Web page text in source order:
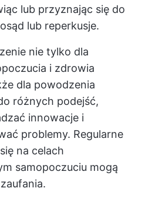
lub przyznając się do
lub reperkusje.
nie tylko dla
i zdrowia
dla powodzenia
różnych podejść,
innowacje i
problemy. Regularne
na celach
samopoczuciu mogą